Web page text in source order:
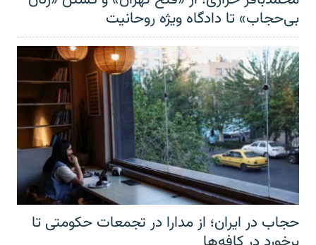
بی‌حجاب» تا دادگاه ویژه روحانیت
حجاب در ایران؛ از مدارا در تجمعات حکومتی تا